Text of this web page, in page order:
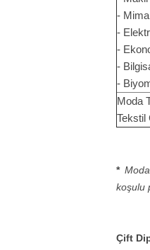
-
-
-
-
-
Moda
Tekstil
*
koşulu
Çift